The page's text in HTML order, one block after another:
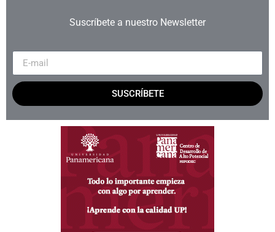
Suscríbete a nuestro Newsletter
SUSCRÍBETE